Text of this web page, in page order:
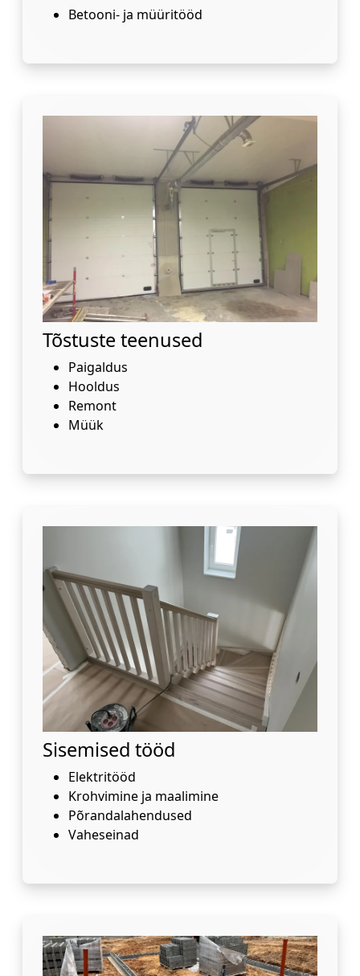
Betooni- ja müüritööd
Tõstuste teenused
Paigaldus
Hooldus
Remont
Müük
Sisemised tööd
Elektritööd
Krohvimine ja maalimine
Põrandalahendused
Vaheseinad